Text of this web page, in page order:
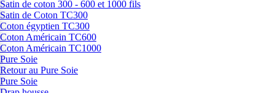
Satin de coton 300 - 600 et 1000 fils
Satin de Coton TC300
Coton égyptien TC300
Coton Américain TC600
Coton Américain TC1000
Pure Soie
Retour au Pure Soie
Pure Soie